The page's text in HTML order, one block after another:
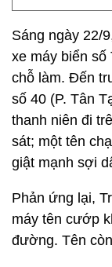
Sáng ngày 22/
xe máy biển số
chỗ làm. Đến
số 40 (P. Tân
thanh niên đi
sát; một tên
giật mạnh sợi
Phản ứng lại,
máy tên cướp
đường. Tên